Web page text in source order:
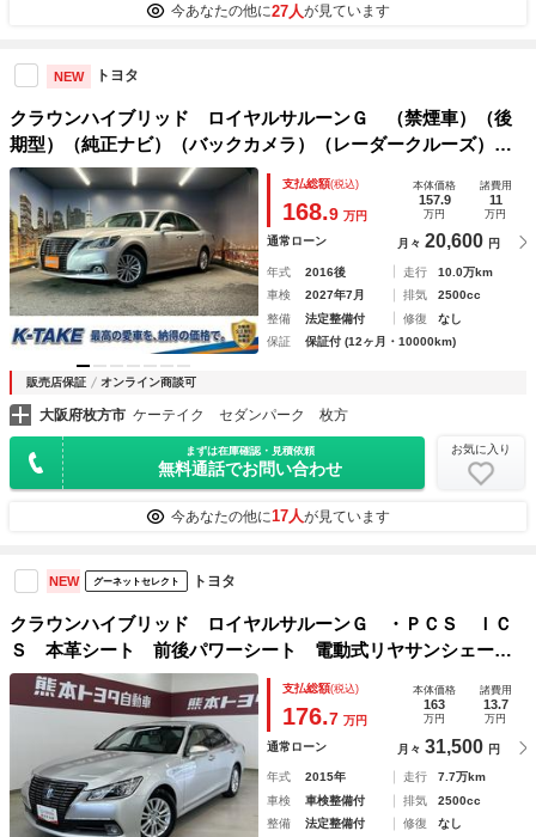
今あなたの他に27人が見ています
NEW トヨタ
クラウンハイブリッド ロイヤルサルーンＧ （禁煙車）（後
期型）（純正ナビ）（バックカメラ）（レーダークルーズ）
（ＥＴＣ）（シートメモリー）（パワーシート）（シートヒー
ター）（ヘッドライトウォッシャー）（リアサンシェード）
（純正１６インチＡＷ）
支払総額(税込)
168.9 万円
本体価格
157.9
万円
諸費用
11
万円
通常ローン 月々 20,600 円
年式 2016後 走行
10.0万km
車検
2027年7月 排気
2500cc
整備
法定整備付 修復
なし
保証
保証付 (12ヶ月・10000km)
販売店保証 オンライン商談可
大阪府枚方市 ケーテイク セダンパーク 枚方
まずは在庫確認・見積依頼
無料通話でお問い合わせ
お気に入り
今あなたの他に17人が見ています
NEW グーネットセレクト トヨタ
クラウンハイブリッド ロイヤルサルーンＧ ・ＰＣＳ ＩＣ
Ｓ 本革シート 前後パワーシート 電動式リヤサンシェー
ド ＥＴＣ バックモニター １６ＡＷ ドラレコ前後 ステ
アリングヒーター クリアランスソナー ワンオーナー 中古
車ハイブリッド保証付
支払総額(税込)
176.7 万円
本体価格
163
万円
諸費用
13.7
万円
通常ローン 月々 31,500 円
年式 2015年 走行
7.7万km
車検
車検整備付 排気
2500cc
整備
法定整備付 修復
なし